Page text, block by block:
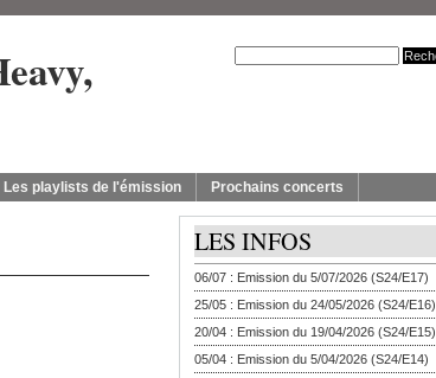
Les playlists de l'émission Prochains concerts
LES INFOS
06/07 : Emission du 5/07/2026 (S24/E17)
25/05 : Emission du 24/05/2026 (S24/E16)
20/04 : Emission du 19/04/2026 (S24/E15)
05/04 : Emission du 5/04/2026 (S24/E14)